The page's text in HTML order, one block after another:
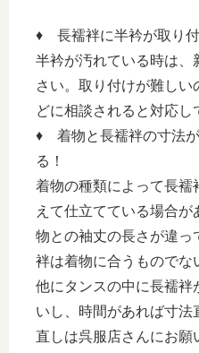
♦ 長襦袢に半衿が取り付
半衿が汚れている時は、
さい。取り付けが難し
どに相談されると対応し
♦ 着物と長襦袢の寸法
る！
着物の種類によって長襦
えて仕立てている場合
物との袖丈の長さが違っ
袢は着物に合うものでな
他にタンスの中に長襦袢
いし、時間があれば寸法
直しは呉服店さんにお願